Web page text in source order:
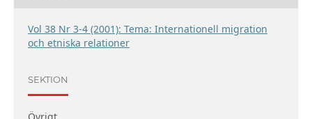
Vol 38 Nr 3-4 (2001): Tema: Internationell migration
och etniska relationer
SEKTION